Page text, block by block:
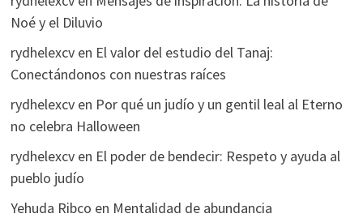
Noé y el Diluvio
rydhelexcven El valor del estudio del Tanaj:
Conectándonos con nuestras raíces
rydhelexcven Por qué un judío y un gentil leal al Eterno
no celebra Halloween
rydhelexcven El poder de bendecir: Respeto y ayuda al
pueblo judío
Yehuda Ribco en Mentalidad de abundancia